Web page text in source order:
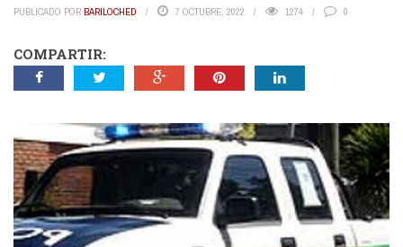
PUBLICADO POR BARILOCHED 7 OCTUBRE, 2022 1274 0
COMPARTIR: